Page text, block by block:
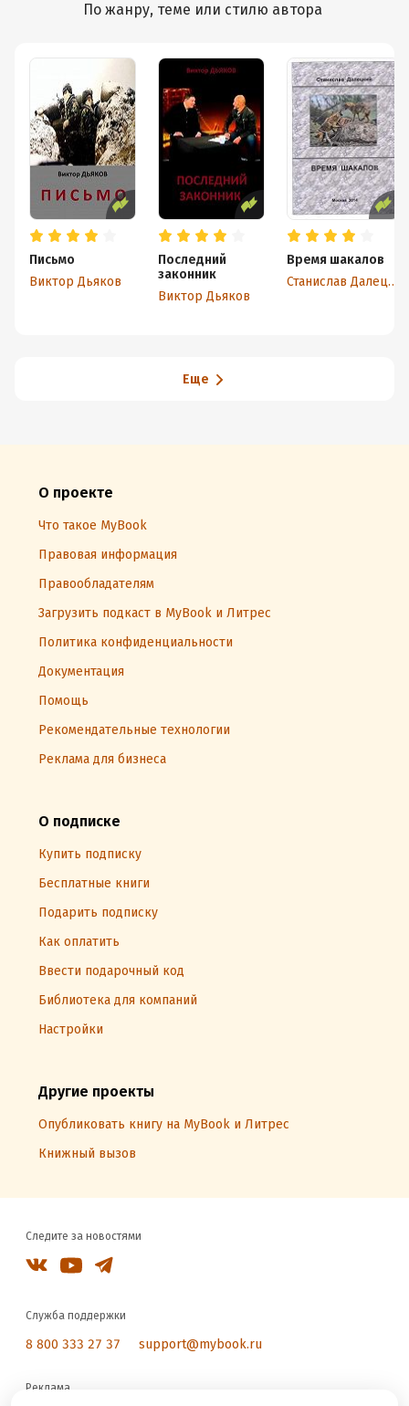
По жанру, теме или стилю автора
Письмо
Виктор Дьяков
Последний
законник
Виктор Дьяков
Время шакалов
Станислав Далецкий
Еще
О проекте
Что такое MyBook
Правовая информация
Правообладателям
Загрузить подкаст в MyBook и Литрес
Политика конфиденциальности
Документация
Помощь
Рекомендательные технологии
Реклама для бизнеса
О подписке
Купить подписку
Бесплатные книги
Подарить подписку
Как оплатить
Ввести подарочный код
Библиотека для компаний
Настройки
Другие проекты
Опубликовать книгу на MyBook и Литрес
Книжный вызов
Следите за новостями
Служба поддержки
8 800 333 27 37 support@mybook.ru
Реклама